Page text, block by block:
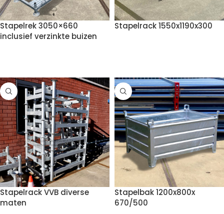
Stapelrek 3050×660
inclusief verzinkte buizen
Stapelrack 1550x1190x300
Stapelrack VVB diverse
maten
Stapelbak 1200x800x
670/500